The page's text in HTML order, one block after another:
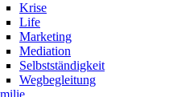
Krise
Life
Marketing
Mediation
Selbstständigkeit
Wegbegleitung